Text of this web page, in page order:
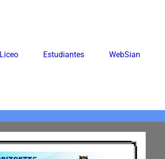
Liceo Estudiantes WebSian